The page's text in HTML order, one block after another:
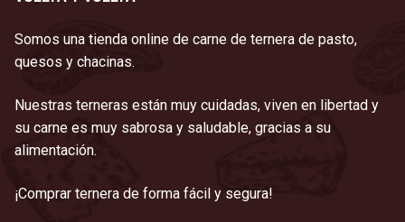
Somos una tienda online de carne de ternera de pasto,
quesos y chacinas.
Nuestras terneras están muy cuidadas, viven en libertad y
su carne es muy sabrosa y saludable, gracias a su
alimentación.
¡Comprar ternera de forma fácil y segura!